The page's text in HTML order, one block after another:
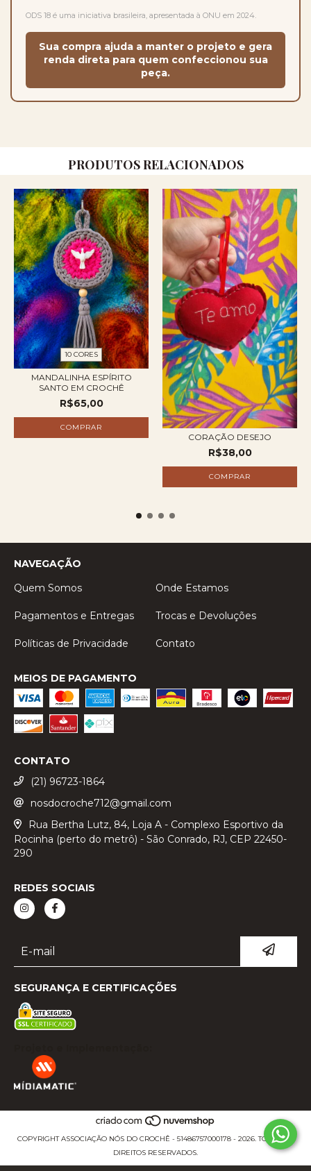
ODS 18 é uma iniciativa brasileira, apresentada à ONU em 2024.
Sua compra ajuda a manter o projeto e gera
renda direta para quem confeccionou sua
peça.
PRODUTOS RELACIONADOS
10 CORES
MANDALINHA ESPÍRITO
SANTO EM CROCHÊ
R$65,00
COMPRAR
CORAÇÃO DESEJO
R$38,00
COMPRAR
NAVEGAÇÃO
Quem Somos
Onde Estamos
Pagamentos e Entregas Trocas e Devoluções
Políticas de Privacidade Contato
MEIOS DE PAGAMENTO
CONTATO
(21) 96723-1864
nosdocroche712@gmail.com
Rua Bertha Lutz, 84, Loja A - Complexo Esportivo da
Rocinha (perto do metrô) - São Conrado, RJ, CEP 22450-
290
REDES SOCIAIS
SEGURANÇA E CERTIFICAÇÕES
COPYRIGHT ASSOCIAÇÃO NÓS DO CROCHÊ - 51486757000178 - 2026. TODOS OS
DIREITOS RESERVADOS.